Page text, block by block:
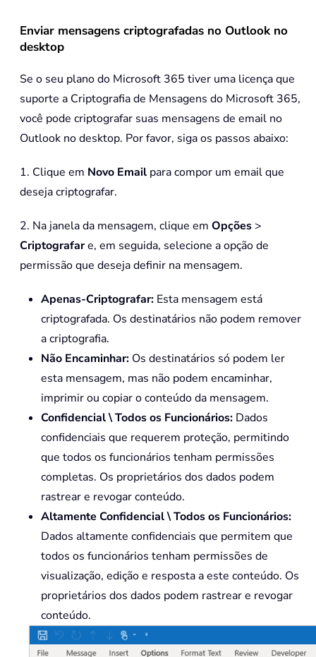
Enviar mensagens criptografadas no Outlook no
desktop
Se o seu plano do Microsoft 365 tiver uma licença que
suporte a Criptografia de Mensagens do Microsoft 365,
você pode criptografar suas mensagens de email no
Outlook no desktop. Por favor, siga os passos abaixo:
1. Clique em Novo Email para compor um email que
deseja criptografar.
2. Na janela da mensagem, clique em Opções >
Criptografare, em seguida, selecione a opção de
permissão que deseja definir na mensagem.
Apenas-Criptografar: Esta mensagem está
criptografada. Os destinatários não podem remover
a criptografia.
Não Encaminhar: Os destinatários só podem ler
esta mensagem, mas não podem encaminhar,
imprimir ou copiar o conteúdo da mensagem.
Confidencial \ Todos os Funcionários: Dados
confidenciais que requerem proteção, permitindo
que todos os funcionários tenham permissões
completas. Os proprietários dos dados podem
rastrear e revogar conteúdo.
Altamente Confidencial \ Todos os Funcionários:
Dados altamente confidenciais que permitem que
todos os funcionários tenham permissões de
visualização, edição e resposta a este conteúdo. Os
proprietários dos dados podem rastrear e revogar
conteúdo.